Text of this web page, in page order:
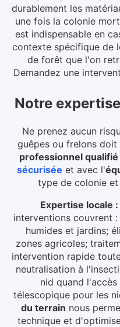
durablement les
une fois la colonie
est indispensable en
contexte spécifique de
de forêt que l'on
Demandez une
Notre expertise
Ne prenez aucun
guêpes ou frelons
professionnel qualifié
sécurisée et avec l'
type de colonie
Expertise locale :
interventions couvrent
humides et jardins;
zones agricoles;
intervention rapide
neutralisation à
nid quand
télescopique pour les
du terrain nous
technique et